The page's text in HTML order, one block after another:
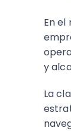
En
y
La